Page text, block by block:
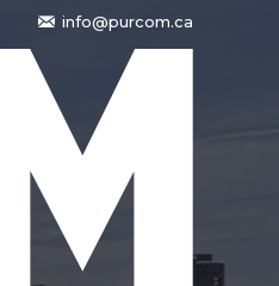
info@purcom.ca